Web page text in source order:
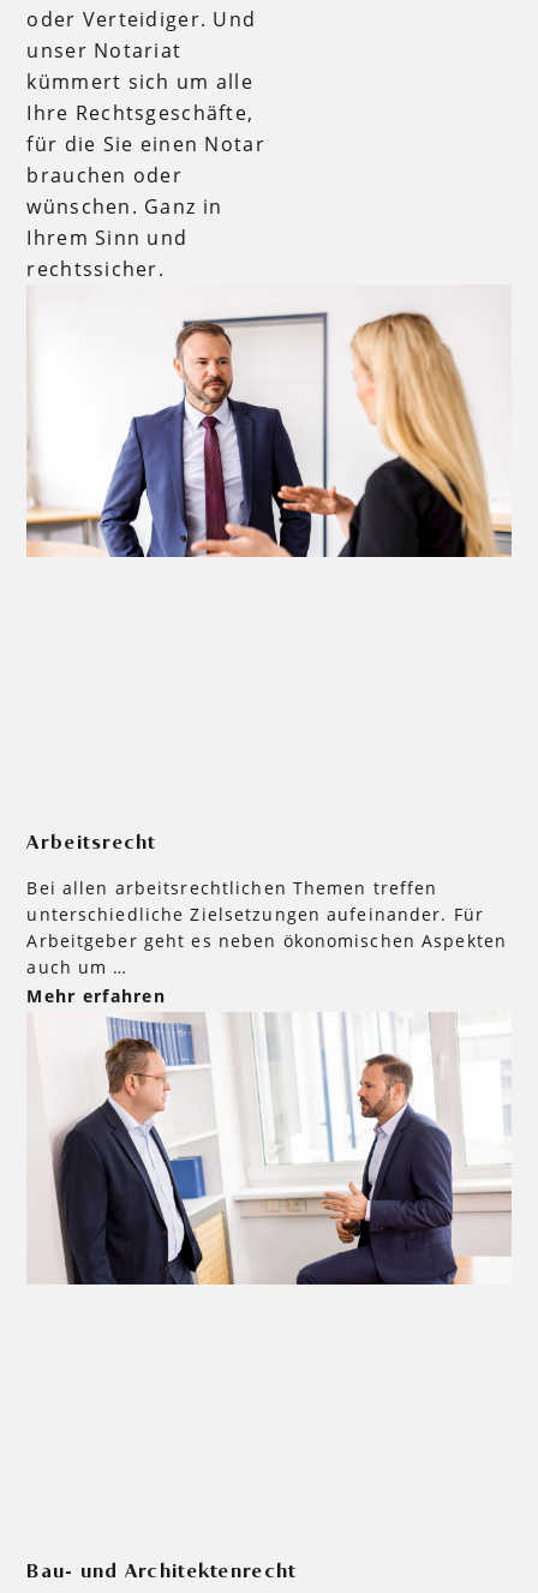
oder Verteidiger. Und
unser Notariat
kümmert sich um alle
Ihre Rechtsgeschäfte,
für die Sie einen Notar
brauchen oder
wünschen. Ganz in
Ihrem Sinn und
rechtssicher.
Arbeitsrecht
Bei allen arbeitsrechtlichen Themen treffen
unterschiedliche Zielsetzungen aufeinander. Für
Arbeitgeber geht es neben ökonomischen Aspekten
auch um …
Mehr erfahren
Bau- und Architektenrecht